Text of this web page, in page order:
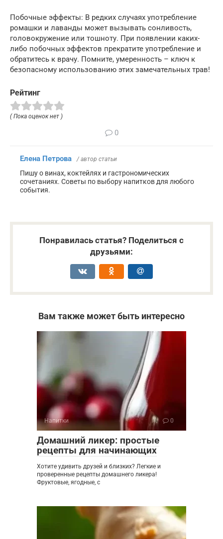
Побочные эффекты: В редких случаях употребление
ромашки и лаванды может вызывать сонливость,
головокружение или тошноту. При появлении каких-
либо побочных эффектов прекратите употребление и
обратитесь к врачу. Помните, умеренность – ключ к
безопасному использованию этих замечательных трав!
Рейтинг
( Пока оценок нет )
0
Елена Петрова / автор статьи
Пишу о винах, коктейлях и гастрономических
сочетаниях. Советы по выбору напитков для любого
события.
Понравилась статья? Поделиться с
друзьями:
Вам также может быть интересно
Напитки 0
Домашний ликер: простые
рецепты для начинающих
Хотите удивить друзей и близких? Легкие и
проверенные рецепты домашнего ликера!
Фруктовые, ягодные, с